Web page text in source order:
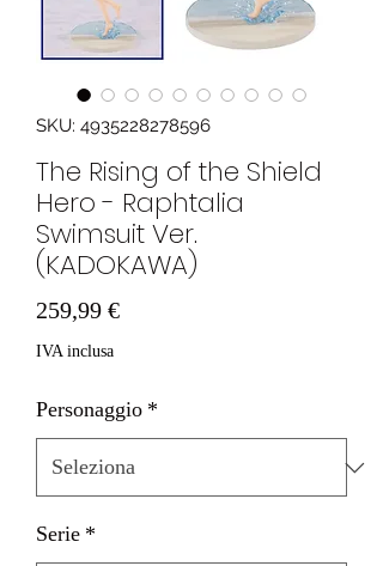
SKU: 4935228278596
The Rising of the Shield
Hero - Raphtalia
Swimsuit Ver.
(KADOKAWA)
259,99 €Prezzo
IVA inclusa
Personaggio *
Serie *